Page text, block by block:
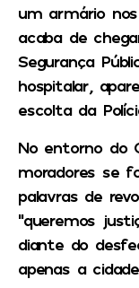
um armário
acaba de
Segurança
hospitalar,
escolta da
No entorno do
moradores se
palavras de
“queremos
diante do
apenas a